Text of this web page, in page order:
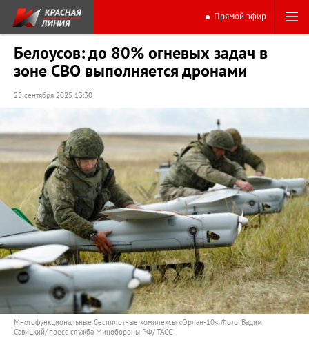
Прямой эфир
Белоусов: до 80% огневых задач в
зоне СВО выполняется дронами
25 сентября 2025 13:30
Многофункциональные беспилотные комплексы «Орлан-10». Фото: Вадим
Савицкий/ пресс-служба Минобороны РФ/ ТАСС